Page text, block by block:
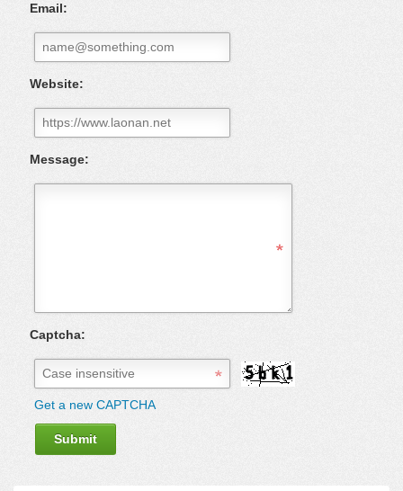
Email:
Website:
Message:
Captcha:
Get a new CAPTCHA
Submit